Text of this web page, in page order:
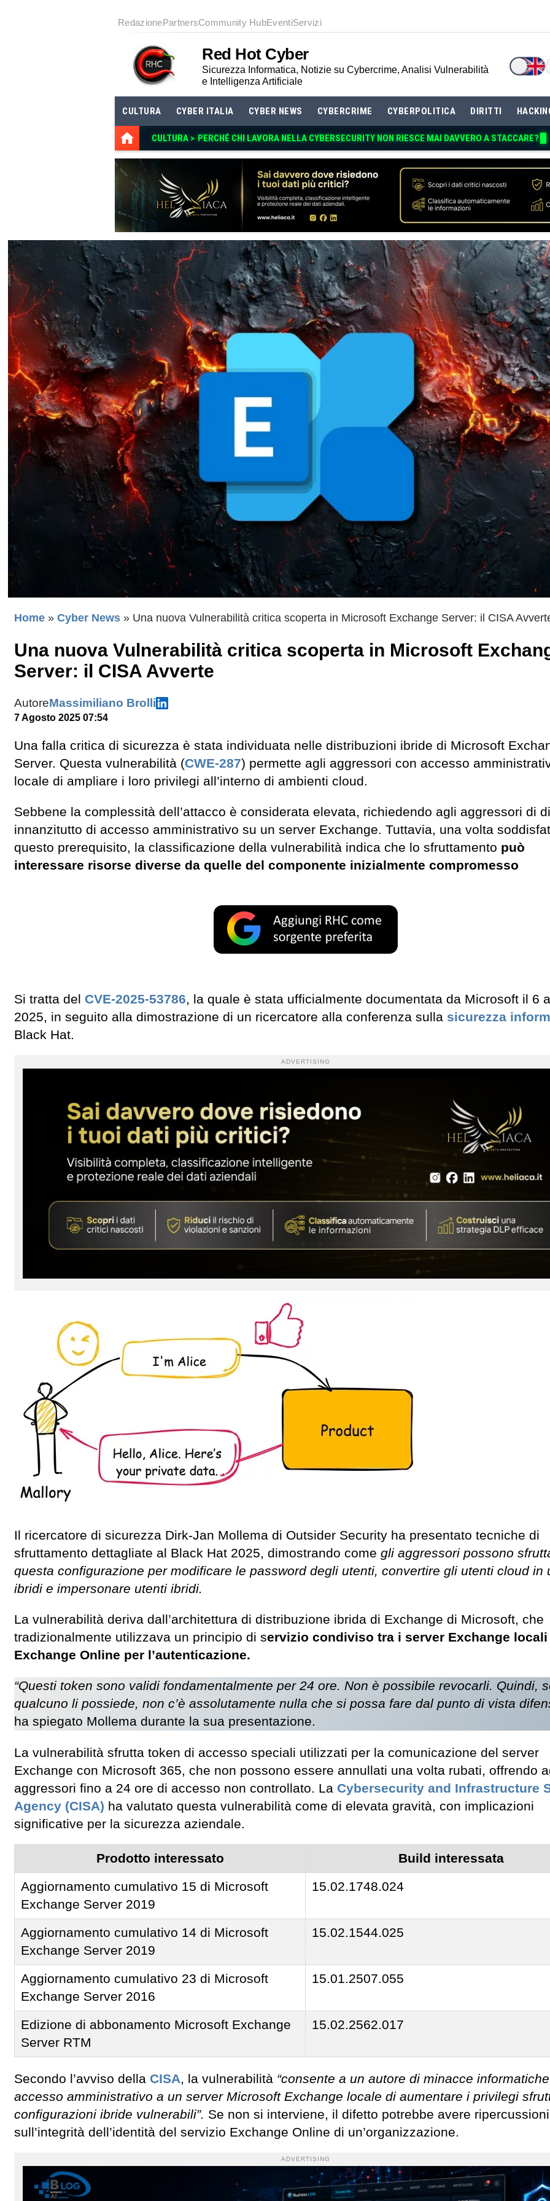
RedazionePartnersCommunity HubEventiServizi
Red Hot Cyber
Sicurezza Informatica, Notizie su Cybercrime, Analisi Vulnerabilità
e Intelligenza Artificiale
CULTURA CYBER ITALIA CYBER NEWS CYBERCRIME CYBERPOLITICA DIRITTI
CULTURA > PERCHÉ CHI LAVORA NELLA CYBERSECURITY NON RIESCE MAI DAV
Home » Cyber News » Una nuova Vulnerabilità critica scoperta in Microsoft Exchange Server: il CISA
Una nuova Vulnerabilità critica scoperta in Microsoft
Server: il CISA Avverte
AutoreMassimiliano Brolli
7 Agosto 2025 07:54
Una falla critica di sicurezza è stata individuata nelle distribuzioni ibride di Microsoft
Server. Questa vulnerabilità (CWE-287) permette agli aggressori con accesso
locale di ampliare i loro privilegi all’interno di ambienti cloud.
Sebbene la complessità dell’attacco è considerata elevata, richiedendo agli aggressori di
innanzitutto di accesso amministrativo su un server Exchange. Tuttavia, una volta
questo prerequisito, la classificazione della vulnerabilità indica che lo sfruttamento può
interessare risorse diverse da quelle del componente inizialmente compromesso
Si tratta del CVE-2025-53786, la quale è stata ufficialmente documentata da Microsoft il 6
2025, in seguito alla dimostrazione di un ricercatore alla conferenza sulla sicurezza
Black Hat.
ADVERTISING
Il ricercatore di sicurezza Dirk-Jan Mollema di Outsider Security ha presentato tecniche di
sfruttamento dettagliate al Black Hat 2025, dimostrando come gli aggressori possono
questa configurazione per modificare le password degli utenti, convertire gli utenti cloud in
ibridi e impersonare utenti ibridi.
La vulnerabilità deriva dall’architettura di distribuzione ibrida di Exchange di Microsoft, che
tradizionalmente utilizzava un principio di servizio condiviso tra i server Exchange locali
Exchange Online per l’autenticazione.
“Questi token sono validi fondamentalmente per 24 ore. Non è possibile revocarli. Quindi,
qualcuno li possiede, non c’è assolutamente nulla che si possa fare dal punto di vista
ha spiegato Mollema durante la sua presentazione.
La vulnerabilità sfrutta token di accesso speciali utilizzati per la comunicazione del server
Exchange con Microsoft 365, che non possono essere annullati una volta rubati, offrendo
aggressori fino a 24 ore di accesso non controllato. La Cybersecurity and Infrastructure
Agency (CISA) ha valutato questa vulnerabilità come di elevata gravità, con implicazioni
significative per la sicurezza aziendale.
Prodotto interessato
Build interessata
Aggiornamento cumulativo 15 di Microsoft
Exchange Server 2019
15.02.1748.024
Aggiornamento cumulativo 14 di Microsoft
Exchange Server 2019
15.02.1544.025
Aggiornamento cumulativo 23 di Microsoft
Exchange Server 2016
15.01.2507.055
Edizione di abbonamento Microsoft Exchange
Server RTM
15.02.2562.017
Secondo l’avviso della CISA, la vulnerabilità “consente a un autore di minacce
accesso amministrativo a un server Microsoft Exchange locale di aumentare i privilegi
configurazioni ibride vulnerabili”. Se non si interviene, il difetto potrebbe avere ripercussioni
sull’integrità dell’identità del servizio Exchange Online di un’organizzazione.
ADVERTISING